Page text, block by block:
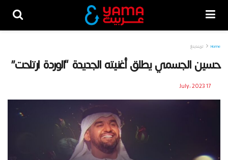
Home تريندينغ
حسين الجسمي يطلق أغنيته الجديدة “الوردة ارتاحت”
17 July، 2023